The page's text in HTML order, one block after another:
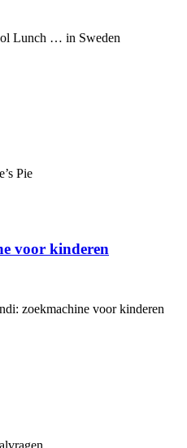
Lunch … in Sweden
Pie
voor kinderen
zoekmachine voor kinderen